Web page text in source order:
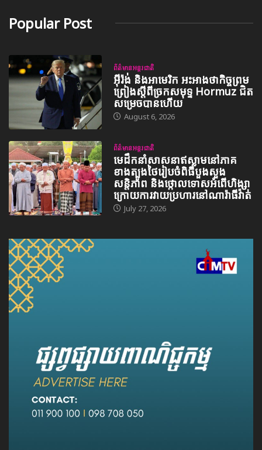
Popular Post
ព័ត៌មានអន្តរជាតិ
អ៊ីរ៉ង់ និងអាមេរិក អះអាងថាកិច្ចព្រម
ព្រៀងស្តីពីច្រកសមុទ្ទ Hormuz ជិត
សម្រេចបានហើយ
August 6, 2026
ព័ត៌មានអន្តរជាតិ
មេដឹកនាំសាសនាឥស្លាមនៅភាគ
ខាងត្បូងថៃរៀបចំពិធីបួងសួង
សន្តិភាព និងថ្កោលទោសអំពើហិង្សា
ក្រោយការវាយប្រហារនៅណារ៉ាធីវ៉ាត់
July 27, 2026